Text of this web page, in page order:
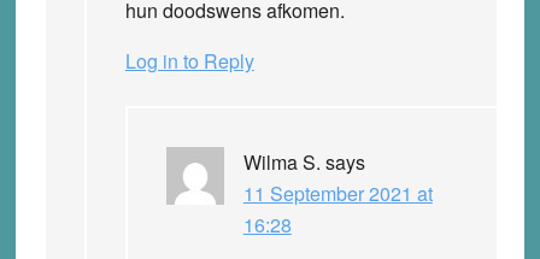
hun doodswens afkomen.
Log in to Reply
Wilma S. says
11 September 2021 at
16:28